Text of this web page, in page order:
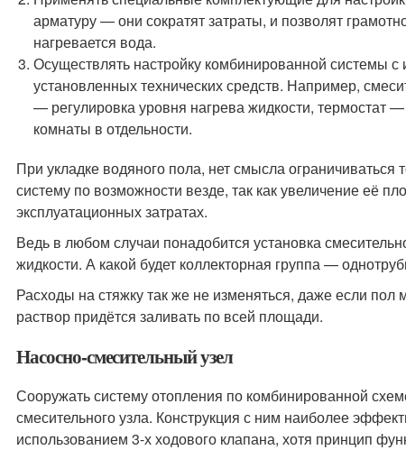
арматуру — они сократят затраты, и позволят
нагревается вода.
Осуществлять настройку комбинированной системы
установленных технических средств. Например,
— регулировка уровня нагрева жидкости, термостат
комнаты в отдельности.
При укладке водяного пола, нет смысла
систему по возможности везде, так как увеличение её
эксплуатационных затратах.
Ведь в любом случаи понадобится установка
жидкости. А какой будет коллекторная группа —
Расходы на стяжку так же не изменяться, даже если
раствор придётся заливать по всей площади.
Насосно-смесительный узел
Сооружать систему отопления по комбинированной
смесительного узла. Конструкция с ним наиболее
использованием 3-х ходового клапана, хотя принцип